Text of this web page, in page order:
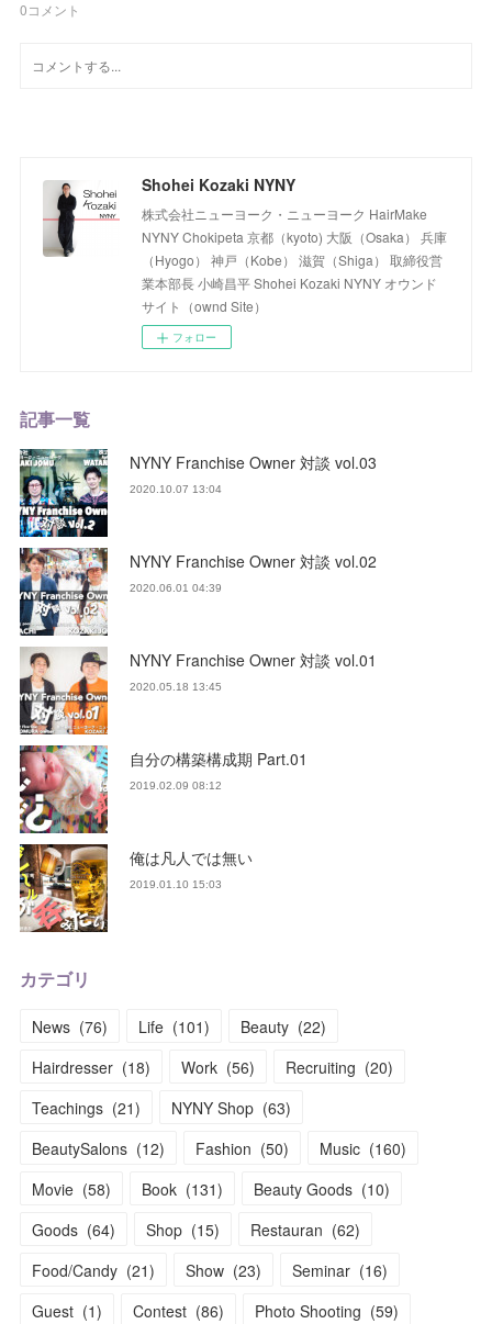
0コメント
Shohei Kozaki NYNY
株式会社ニューヨーク・ニューヨーク HairMake
NYNY Chokipeta 京都（kyoto) 大阪（Osaka） 兵庫
（Hyogo） 神戸（Kobe） 滋賀（Shiga） 取締役営
業本部長 小崎昌平 Shohei Kozaki NYNY オウンド
サイト（ownd Site）
フォロー
記事一覧
NYNY Franchise Owner 対談 vol.03
2020.10.07 13:04
NYNY Franchise Owner 対談 vol.02
2020.06.01 04:39
NYNY Franchise Owner 対談 vol.01
2020.05.18 13:45
自分の構築構成期 Part.01
2019.02.09 08:12
俺は凡人では無い
2019.01.10 15:03
カテゴリ
News (76) Life (101) Beauty (22)
Hairdresser (18) Work (56) Recruiting (20)
Teachings (21) NYNY Shop (63)
BeautySalons (12) Fashion (50) Music (160)
Movie (58) Book (131) Beauty Goods (10)
Goods (64) Shop (15) Restauran (62)
Food/Candy (21) Show (23) Seminar (16)
Guest (1) Contest (86) Photo Shooting (59)